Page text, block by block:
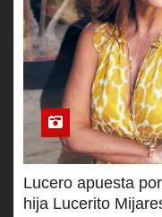
Lucero apuesta
hija Lucerito